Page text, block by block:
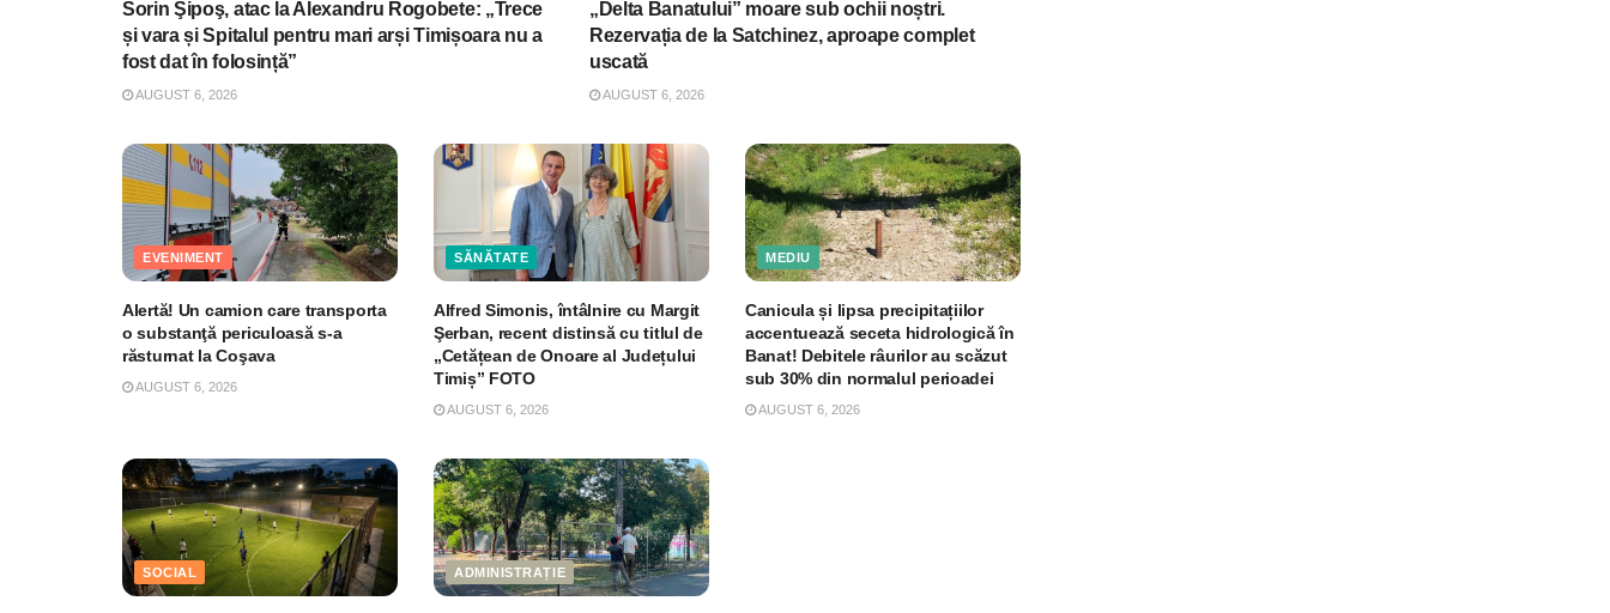
Sorin Şipoş, atac la Alexandru Rogobete: „Trece
și vara și Spitalul pentru mari arși Timișoara nu a
fost dat în folosință”
AUGUST 6, 2026
„Delta Banatului” moare sub ochii noștri.
Rezervația de la Satchinez, aproape complet
uscată
AUGUST 6, 2026
EVENIMENT
Alertă! Un camion care transporta
o substanţă periculoasă s-a
răsturnat la Coşava
AUGUST 6, 2026
SĂNĂTATE
Alfred Simonis, întâlnire cu Margit
Şerban, recent distinsă cu titlul de
„Cetățean de Onoare al Județului
Timiș” FOTO
AUGUST 6, 2026
MEDIU
Canicula și lipsa precipitațiilor
accentuează seceta hidrologică în
Banat! Debitele râurilor au scăzut
sub 30% din normalul perioadei
AUGUST 6, 2026
SOCIAL ADMINISTRAȚIE